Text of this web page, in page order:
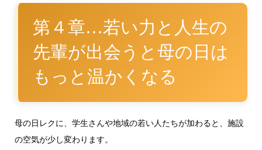
第４章…若い力と人生の
先輩が出会うと母の日は
もっと温かくなる
母の日レクに、学生さんや地域の若い人たちが加わると、施設
の空気が少し変わります。